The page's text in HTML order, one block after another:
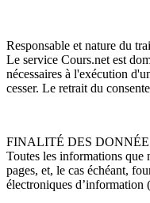
Responsable et nature du
Le service Cours.net est
nécessaires à l'exécution
cesser. Le retrait du
FINALITÉ DES
Toutes les informations que
pages, et, le cas échéant,
électroniques d’information